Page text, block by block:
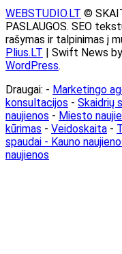
WEBSTUDIO.LT ©
PASLAUGOS. SEO
rašymas ir talpinimas į
Plius.LT | Swift News by
WordPress.
Draugai: - Marketingo
konsultacijos - Skaidrių
naujienos - Miesto
kūrimas - Veidoskaita -
spaudai - Kauno
naujienos